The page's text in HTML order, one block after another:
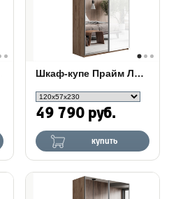
Шкаф-купе Прайм Люкс 2-х дверный (стекло/зеркало)
49 790 руб.
купить